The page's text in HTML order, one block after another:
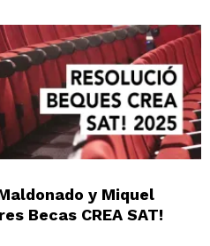
y Miquel
Becas CREA SAT!